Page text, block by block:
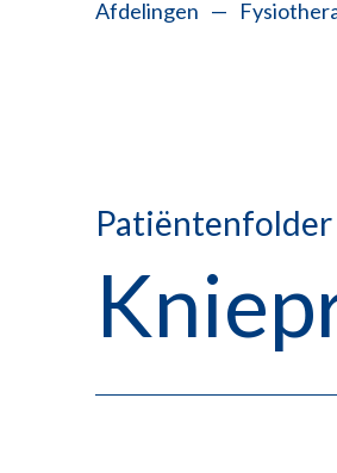
Afdelingen —
Patiëntenfolder